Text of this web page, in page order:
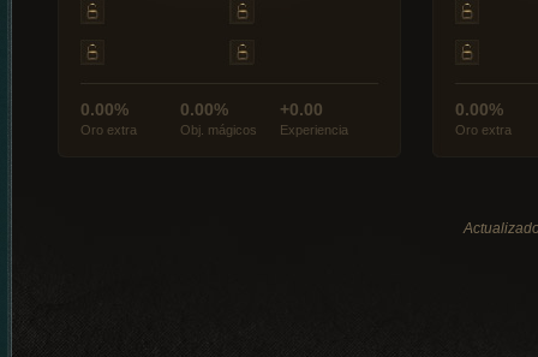
0.00%
Oro extra
0.00%
Obj. mágicos
+0.00
Experiencia
0.00%
Oro extra